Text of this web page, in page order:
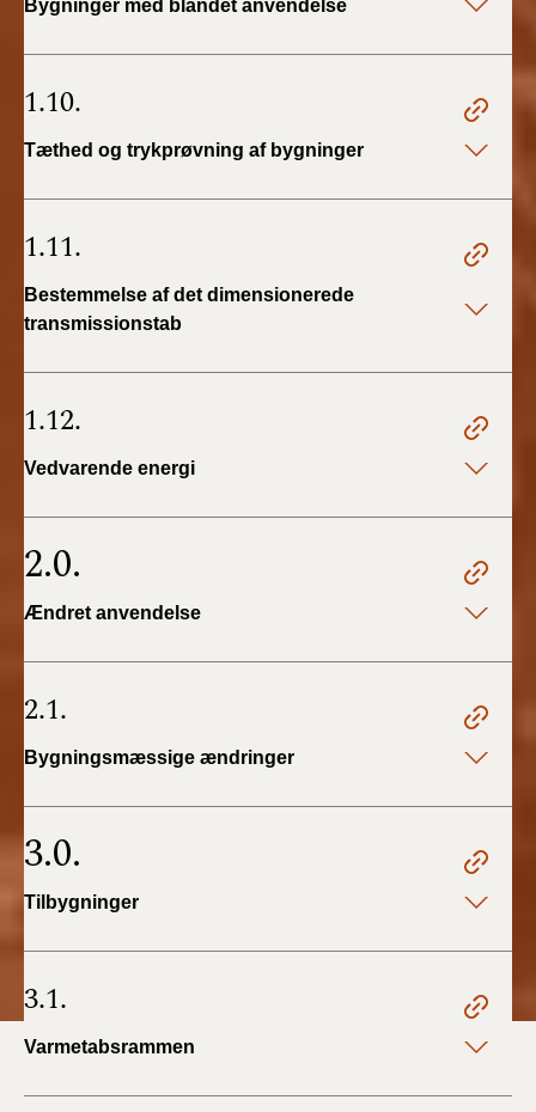
Bygninger med blandet anvendelse
1.10.
Tæthed og trykprøvning af bygninger
1.11.
Bestemmelse af det dimensionerede
transmissionstab
1.12.
Vedvarende energi
2.0.
Ændret anvendelse
2.1.
Bygningsmæssige ændringer
3.0.
Tilbygninger
3.1.
Varmetabsrammen